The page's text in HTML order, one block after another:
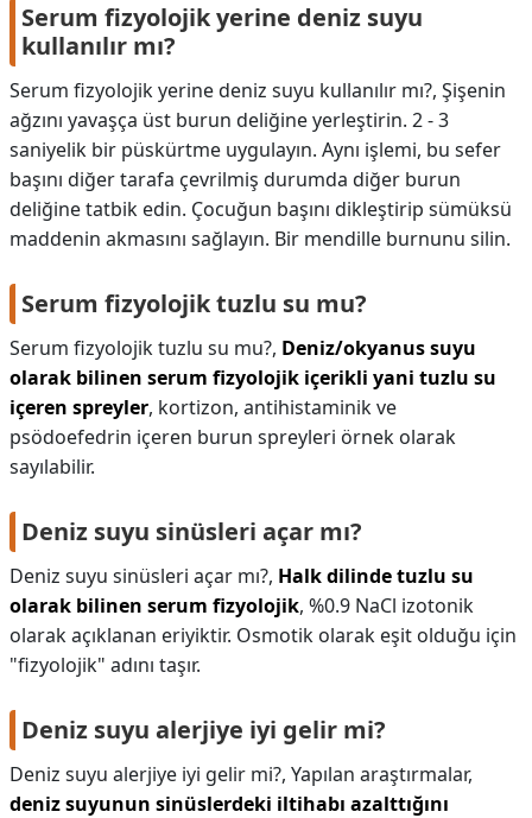
Serum fizyolojik yerine deniz suyu
kullanılır mı?
Serum fizyolojik yerine deniz suyu kullanılır mı?, Şişenin
ağzını yavaşça üst burun deliğine yerleştirin. 2 - 3
saniyelik bir püskürtme uygulayın. Aynı işlemi, bu sefer
başını diğer tarafa çevrilmiş durumda diğer burun
deliğine tatbik edin. Çocuğun başını dikleştirip sümüksü
maddenin akmasını sağlayın. Bir mendille burnunu silin.
Serum fizyolojik tuzlu su mu?
Serum fizyolojik tuzlu su mu?, Deniz/okyanus suyu
olarak bilinen serum fizyolojik içerikli yani tuzlu su
içeren spreyler, kortizon, antihistaminik ve
psödoefedrin içeren burun spreyleri örnek olarak
sayılabilir.
Deniz suyu sinüsleri açar mı?
Deniz suyu sinüsleri açar mı?, Halk dilinde tuzlu su
olarak bilinen serum fizyolojik, %0.9 NaCl izotonik
olarak açıklanan eriyiktir. Osmotik olarak eşit olduğu için
"fizyolojik" adını taşır.
Deniz suyu alerjiye iyi gelir mi?
Deniz suyu alerjiye iyi gelir mi?, Yapılan araştırmalar,
deniz suyunun sinüslerdeki iltihabı azalttığını